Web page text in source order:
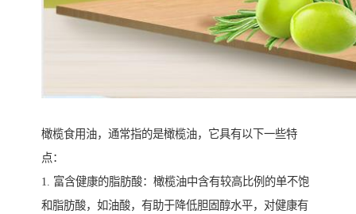
橄榄食用油，通常指的是橄榄油，它具有以下一些特
点：
1. 富含健康的脂肪酸：橄榄油中含有较高比例的单不饱
和脂肪酸，如油酸，有助于降低胆固醇水平，对健康有